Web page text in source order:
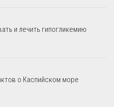
и лечить гипогликемию
о Каспийском море